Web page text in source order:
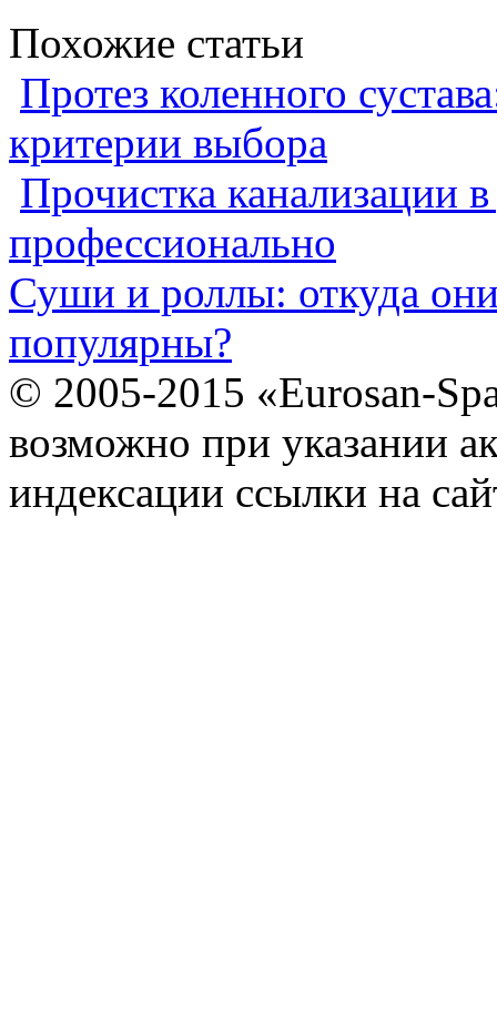
Похожие статьи
Протез коленного
критерии выбора
Прочистка канализации
профессионально
Суши и роллы: откуда
популярны?
© 2005-2015 «Eurosan-
возможно при указании
индексации ссылки на